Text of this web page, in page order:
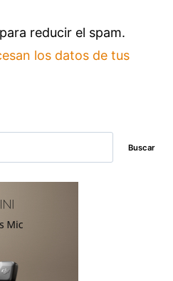
reducir el spam.
los datos de tus
Buscar